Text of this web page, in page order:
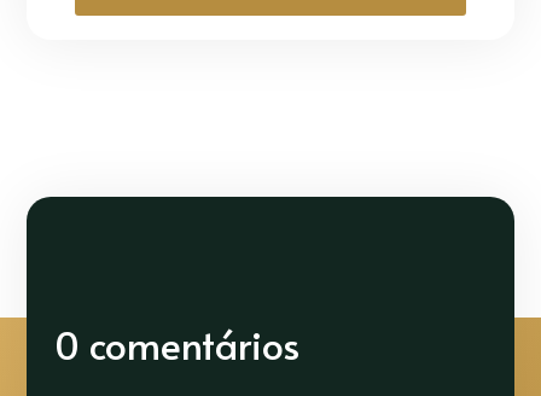
0 comentários